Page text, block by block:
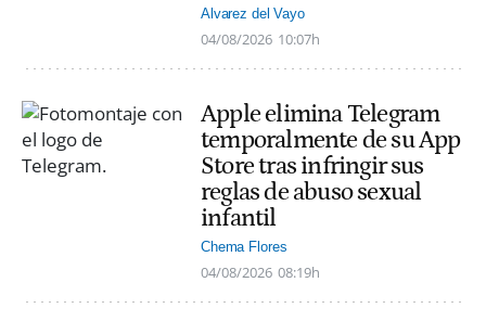
Alvarez del Vayo
04/08/2026 10:07h
Apple elimina Telegram
temporalmente de su App
Store tras infringir sus
reglas de abuso sexual
infantil
Chema Flores
04/08/2026 08:19h